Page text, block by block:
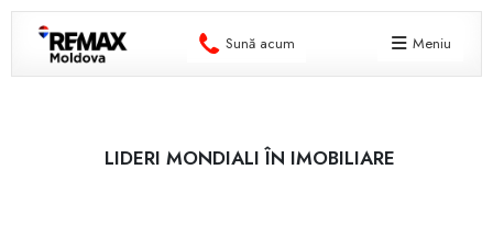
Sună acum Meniu
LIDERI MONDIALI ÎN IMOBILIARE